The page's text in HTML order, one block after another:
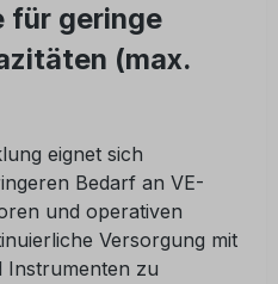
für geringe
(max.
eignet sich
Bedarf an VE-
und operativen
Versorgung mit
Instrumenten zu